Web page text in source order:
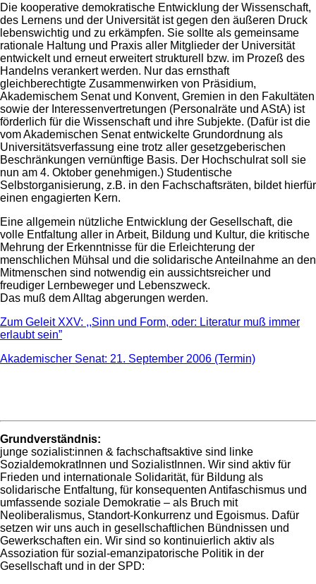
Die kooperative demokratische Entwicklung der Wissenschaft,
des Lernens und der Universität ist gegen den äußeren Druck
lebenswichtig und zu erkämpfen. Sie sollte als gemeinsame
rationale Haltung und Praxis aller Mitglieder der Universität
entwickelt und erneut erweitert strukturell bzw. im Prozeß des
Handelns verankert werden. Nur das ernsthaft
gleichberechtigte Zusammenwirken von Präsidium,
Akademischem Senat und Konvent, Gremien in den Fakultäten
sowie der Interessenvertretungen (Personalräte und AStA) ist
förderlich für die Wissenschaft und ihre Subjekte. (Dafür ist die
vom Akademischen Senat entwickelte Grundordnung als
Universitätsverfassung eine trotz aller gesetzgeberischen
Beschränkungen vernünftige Basis. Der Hochschulrat soll sie
nun am 4. Oktober genehmigen.) Studentische
Selbstorganisierung, z.B. in den Fachschaftsräten, bildet hierfür
einen engagierten Kern.
Eine allgemein nützliche Entwicklung der Gesellschaft, die
volle Entfaltung aller in Arbeit, Bildung und Kultur, die kritische
Mehrung der Erkenntnisse für die Erleichterung der
menschlichen Mühsal und die solidarische Anteilnahme an den
Mitmenschen sind notwendig ein aussichtsreicher und
freudiger Lernbeweger und Lebenszweck.
Das muß dem Alltag abgerungen werden.
Zum Geleit XXV: ,,Sinn und Form, oder: Literatur muß immer
erlaubt sein”
Akademischer Senat: 21. September 2006 (Termin)
Grundverständnis:
junge sozialist:innen & fachschaftsaktive sind linke
SozialdemokratInnen und SozialistInnen. Wir sind aktiv für
Frieden und internationale Solidarität, für Bildung als
solidarische Entfaltung, für konsequenten Antifaschismus und
umfassende soziale Demokratie – als Bruch mit
Neoliberalismus, Standort-Konkurrenz und Egoismus. Dafür
setzen wir uns auch in gesellschaftlichen Bündnissen und
Gewerkschaften ein. Wir sind so kontinuierlich aktiv als
Assoziation für sozial-emanzipatorische Politik in der
Gesellschaft und in der SPD: